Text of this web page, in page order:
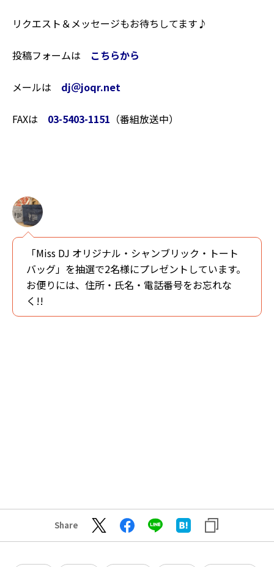
リクエスト＆メッセージもお待ちしてます♪
投稿フォームは こちらから
メールは dj＠joqr.net
FAXは 03-5403-1151 （番組放送中）
「Miss DJ オリジナル・シャンブリック・トート
バッグ」を抽選で2名様にプレゼントしています。
お便りには、住所・氏名・電話番号をお忘れな
く!!
Share